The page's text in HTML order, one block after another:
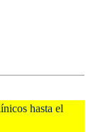
hasta el